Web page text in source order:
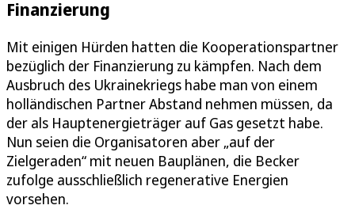
Finanzierung
Mit einigen Hürden hatten die Kooperationspartner
bezüglich der Finanzierung zu kämpfen. Nach dem
Ausbruch des Ukrainekriegs habe man von einem
holländischen Partner Abstand nehmen müssen, da
der als Hauptenergieträger auf Gas gesetzt habe.
Nun seien die Organisatoren aber „auf der
Zielgeraden“ mit neuen Bauplänen, die Becker
zufolge ausschließlich regenerative Energien
vorsehen.